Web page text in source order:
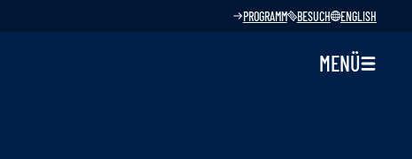
PROGRAMM BESUCH ENGLISH
MENÜ